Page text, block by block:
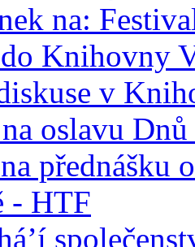
na:
Knihovny
v
oslavu
přednášku
- HTF